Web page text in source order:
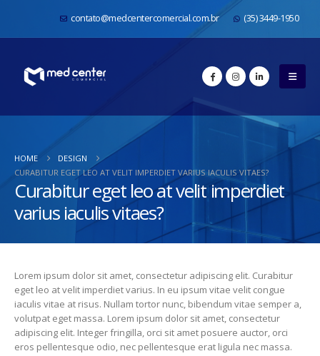
contato@medcentercomercial.com.br (35) 3449-1950
HOME
DESIGN
CURABITUR EGET LEO AT VELIT IMPERDIET VARIUS IACULIS VITAES?
Curabitur eget leo at velit imperdiet
varius iaculis vitaes?
Lorem ipsum dolor sit amet, consectetur adipiscing elit. Curabitur
eget leo at velit imperdiet varius. In eu ipsum vitae velit congue
iaculis vitae at risus. Nullam tortor nunc, bibendum vitae semper a,
volutpat eget massa. Lorem ipsum dolor sit amet, consectetur
adipiscing elit. Integer fringilla, orci sit amet posuere auctor, orci
eros pellentesque odio, nec pellentesque erat ligula nec massa.